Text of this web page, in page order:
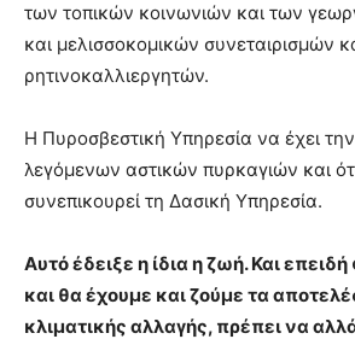
των τοπικών κοινωνιών και των
και μελισσοκομικών συνεταιρισμών
ρητινοκαλλιεργητών.
Η Πυροσβεστική Υπηρεσία να έχει
λεγόμενων αστικών πυρκαγιών και
συνεπικουρεί τη Δασική Υπηρεσία.
Αυτό έδειξε η ίδια η ζωή. Και
και θα έχουμε και ζούμε τα
κλιματικής αλλαγής, πρέπει να